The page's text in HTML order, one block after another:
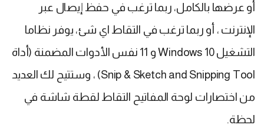
أو عرضها بالكامل، ربما ترغب في حفظ إيصال عبر
الإنترنت ، أو ربما ترغب في التقاط اي شئ، يوفر نظاما
التشغيل Windows 10 و 11 نفس الأدوات المضمنة (أداة
Snip & Sketch and Snipping Tool) ، وستتيح لك العديد
من اختصارات لوحة المفاتيح التقاط لقطة شاشة في
لحظة.